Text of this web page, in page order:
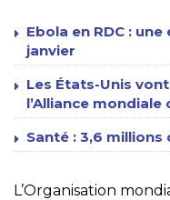
Ebola en RDC :
janvier
Les États-Unis
l’Alliance mondiale
Santé : 3,6 millions
L’Organisation